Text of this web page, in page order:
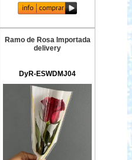
Ramo de Rosa Importada
delivery
DyR-ESWDMJ04